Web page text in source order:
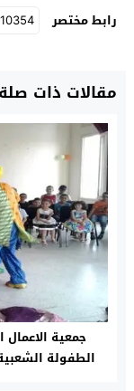
رابط مختصر
مقالات ذات صلة
جمعية
الطفولة